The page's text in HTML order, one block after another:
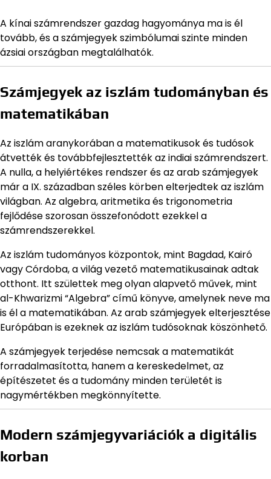
A kínai számrendszer gazdag hagyománya ma is él
tovább, és a számjegyek szimbólumai szinte minden
ázsiai országban megtalálhatók.
Számjegyek az iszlám tudományban és
matematikában
Az iszlám aranykorában a matematikusok és tudósok
átvették és továbbfejlesztették az indiai számrendszert.
A nulla, a helyiértékes rendszer és az arab számjegyek
már a IX. században széles körben elterjedtek az iszlám
világban. Az algebra, aritmetika és trigonometria
fejlődése szorosan összefonódott ezekkel a
számrendszerekkel.
Az iszlám tudományos központok, mint Bagdad, Kairó
vagy Córdoba, a világ vezető matematikusainak adtak
otthont. Itt születtek meg olyan alapvető művek, mint
al-Khwarizmi “Algebra” című könyve, amelynek neve ma
is él a matematikában. Az arab számjegyek elterjesztése
Európában is ezeknek az iszlám tudósoknak köszönhető.
A számjegyek terjedése nemcsak a matematikát
forradalmasította, hanem a kereskedelmet, az
építészetet és a tudomány minden területét is
nagymértékben megkönnyítette.
Modern számjegyvariációk a digitális
korban